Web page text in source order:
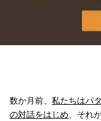
数か月前、 私たちはパ
の対話をはじめ、それ